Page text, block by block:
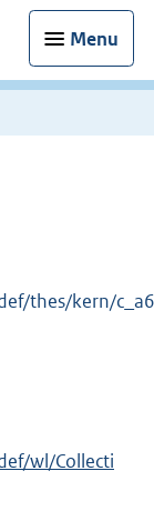
Menu
thes/kern/
wl/Collecti